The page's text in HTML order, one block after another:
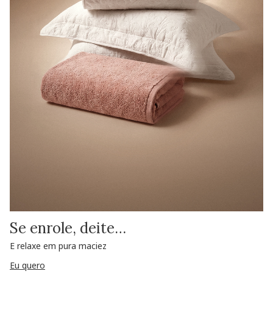
Se enrole, deite…
E relaxe em pura maciez
Eu quero